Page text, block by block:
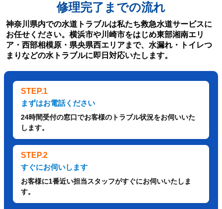
修理完了までの流れ
神奈川県内での水道トラブルは私たち救急水道サービスに
お任せください。横浜市や川崎市をはじめ東部湘南エリ
ア・西部相模原・県央県西エリアまで、水漏れ・トイレつ
まりなどの水トラブルに即日対応いたします。
STEP.1
まずはお電話ください
24時間受付の窓口でお客様のトラブル状況をお伺いいた
します。
STEP.2
すぐにお伺いします
お客様に1番近い担当スタッフがすぐにお伺いいたしま
す。